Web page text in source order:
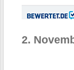
2.